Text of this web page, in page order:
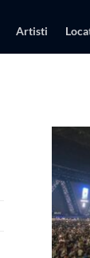
Artisti